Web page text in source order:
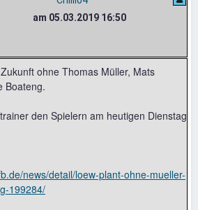
am 05.03.2019 16:50
ohne Thomas Müller, Mats
Boateng.
den Spielern am heutigen Dienstag
news/detail/loew-plant-ohne-mueller-
199284/